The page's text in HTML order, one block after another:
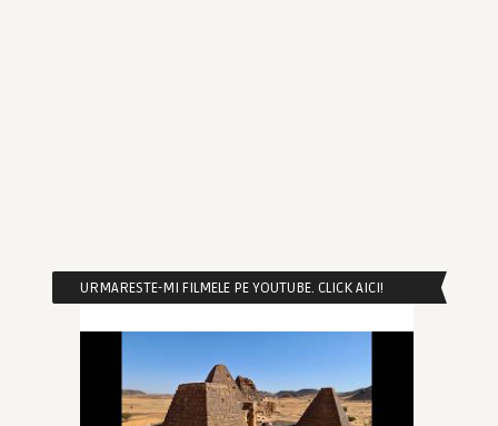
URMARESTE-MI FILMELE PE YOUTUBE. CLICK AICI!